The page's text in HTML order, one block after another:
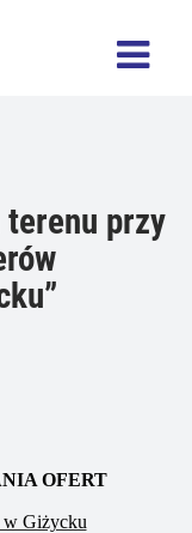
terenu przy
OFERT
Giżycku